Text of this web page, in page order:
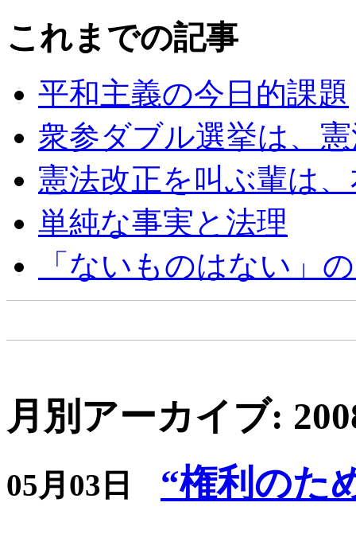
これまでの記事
平和主義の今日的課題
衆参ダブル選挙は、
憲法改正を叫ぶ輩は
単純な事実と法理
「ないものはない」
月別アーカイブ:
05月03日 “権利のた